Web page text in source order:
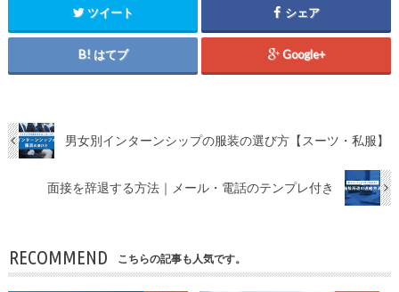
ツイート シェア
はてブ Google+
男女別インターンシップの服装の選び方【スーツ・私服】
面接を辞退する方法｜メール・電話のテンプレ付き
RECOMMEND こちらの記事も人気です。